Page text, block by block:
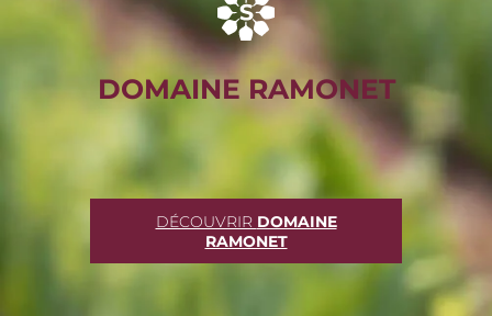
DOMAINE RAMONET
DÉCOUVRIR DOMAINE
RAMONET